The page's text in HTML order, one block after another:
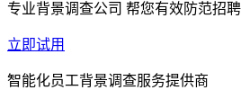
专业背景调查公司 帮您有效防范招
立即试用
智能化员工背景调查服务提供商